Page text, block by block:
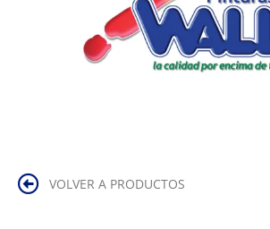
VOLVER A PRODUCTOS